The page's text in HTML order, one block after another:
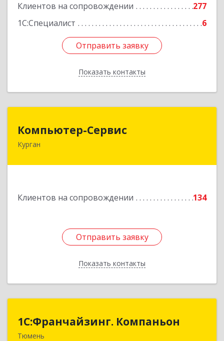
Клиентов на сопровождении
277
1С:Специалист
6
Отправить заявку
Показать контакты
Отправить заявку
Назад
Компьютер-Сервис
Курган
Клиентов на сопровождении 134
Отправить заявку
Показать контакты
Отправить заявку
Назад
1С:Франчайзинг. Компаньон
Тюмень
1С:Франчайзинг. Компаньон